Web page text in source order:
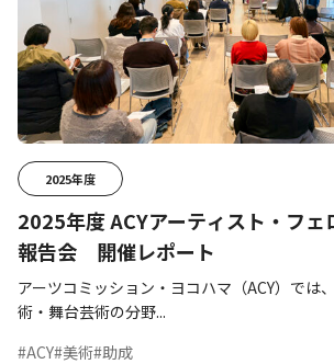
2025年度
2025年度 ACYアーティスト・フェ
報告会 開催レポート
アーツコミッション・ヨコハマ（ACY）では
術・舞台芸術の分野...
#ACY#美術#助成